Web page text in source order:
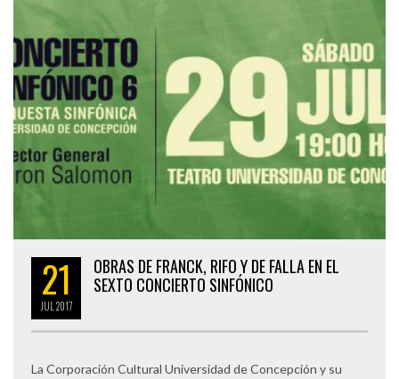
21
JUL 2017
OBRAS DE FRANCK, RIFO Y DE FALLA EN EL
SEXTO CONCIERTO SINFÓNICO
La Corporación Cultural Universidad de Concepción y su